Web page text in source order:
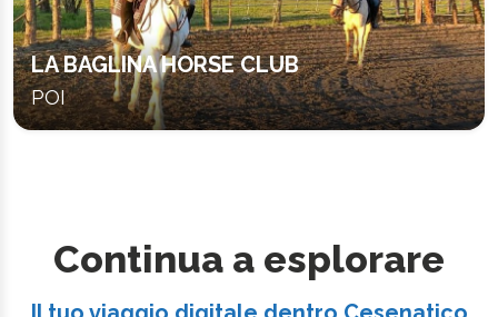
LA BAGLINA HORSE CLUB
POI
Continua a esplorare